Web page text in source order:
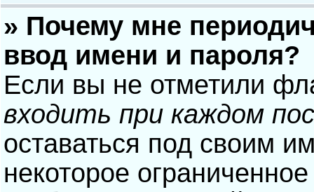
» Почему мне
ввод имени и пароля?
Если вы не отметили
входить при каждом
оставаться под своим
некоторое